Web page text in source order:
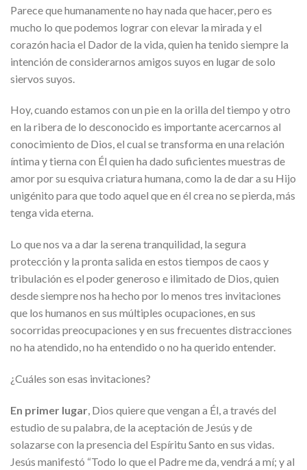
Parece que humanamente no hay nada que hacer, pero es
mucho lo que podemos lograr con elevar la mirada y el
corazón hacia el Dador de la vida, quien ha tenido siempre la
intención de considerarnos amigos suyos en lugar de solo
siervos suyos.
Hoy, cuando estamos con un pie en la orilla del tiempo y otro
en la ribera de lo desconocido es importante acercarnos al
conocimiento de Dios, el cual se transforma en una relación
íntima y tierna con Él quien ha dado suficientes muestras de
amor por su esquiva criatura humana, como la de dar a su Hijo
unigénito para que todo aquel que en él crea no se pierda, más
tenga vida eterna.
Lo que nos va a dar la serena tranquilidad, la segura
protección y la pronta salida en estos tiempos de caos y
tribulación es el poder generoso e ilimitado de Dios, quien
desde siempre nos ha hecho por lo menos tres invitaciones
que los humanos en sus múltiples ocupaciones, en sus
socorridas preocupaciones y en sus frecuentes distracciones
no ha atendido, no ha entendido o no ha querido entender.
¿Cuáles son esas invitaciones?
En primer lugar , Dios quiere que vengan a Él, a través del
estudio de su palabra, de la aceptación de Jesús y de
solazarse con la presencia del Espíritu Santo en sus vidas.
Jesús manifestó “Todo lo que el Padre me da, vendrá a mí; y al